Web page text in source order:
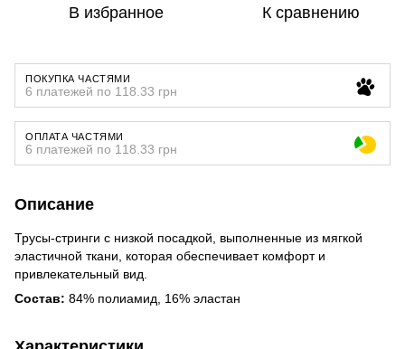
В избранное К сравнению
ПОКУПКА ЧАСТЯМИ
6 платежей по 118.33 грн
ОПЛАТА ЧАСТЯМИ
6 платежей по 118.33 грн
Описание
Трусы-стринги с низкой посадкой, выполненные из мягкой
эластичной ткани, которая обеспечивает комфорт и
привлекательный вид.
Состав: 84% полиамид, 16% эластан